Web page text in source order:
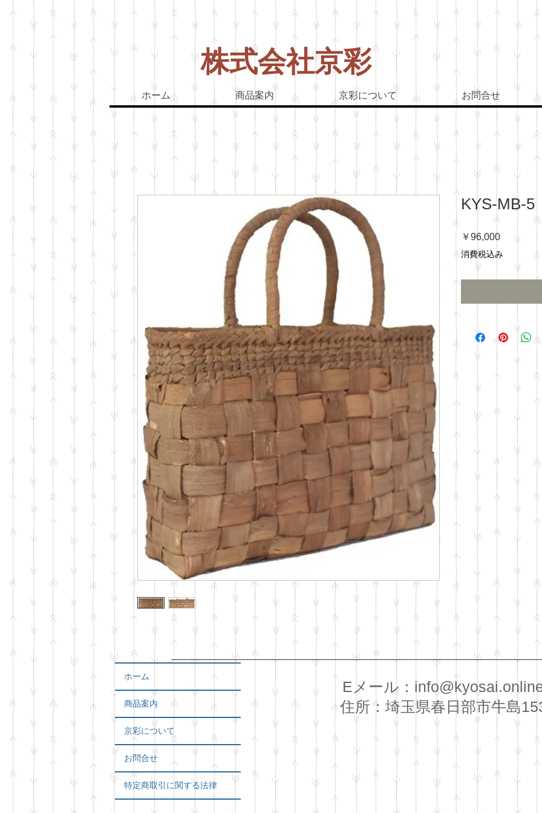
株式会社京彩
山葡萄バッグ 山ぶどう
ホーム 商品案内 京彩について お問合せ
KYS-MB-5
￥96,000価
格
消費税込み
​Eメール：
住所：埼玉県春日部市牛島
ホーム
商品案内
京彩について
お問合せ
特定商取引に関する法律